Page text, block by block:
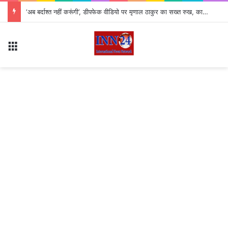
‘अब बर्दाश्त नहीं करूंगी’, डीपफेक वीडियो पर मृणाल ठाकुर का सख्त रुख, कानूनी कार्रवाई की दी चेतावनी